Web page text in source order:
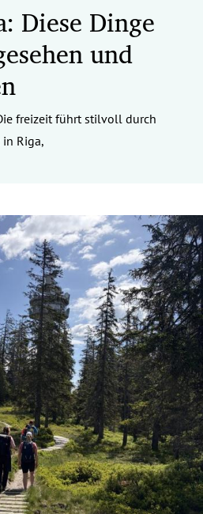
Diese Dinge
und
freizeit führt stilvoll durch
Riga,